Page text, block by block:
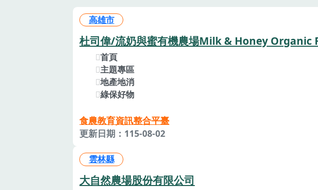
高雄市
杜司偉/流奶與蜜有機農場Milk & Honey Organic
首頁
主題專區
地產地消
綠保好物
食農教育資訊整合平臺
更新日期：115-08-02
雲林縣
大自然農場股份有限公司